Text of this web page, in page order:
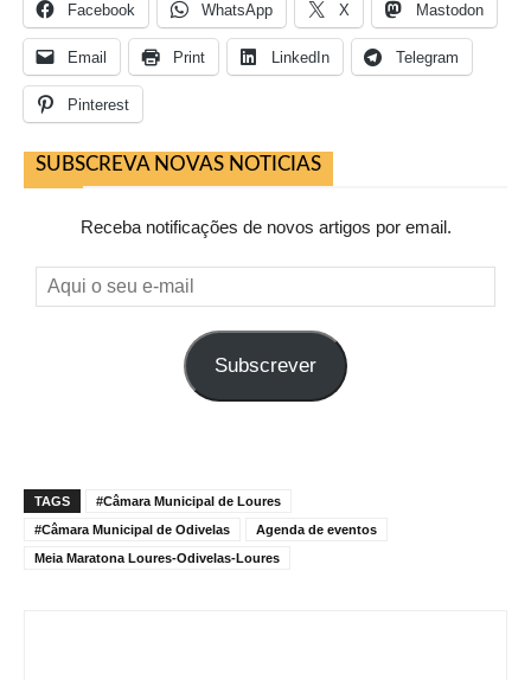
Facebook WhatsApp X Mastodon
Email Print LinkedIn Telegram
Pinterest
SUBSCREVA NOVAS NOTICIAS
Receba notificações de novos artigos por email.
Aqui
o
Subscrever
TAGS
#Câmara Municipal de Loures
#Câmara Municipal de Odivelas
Agenda de eventos
Meia Maratona Loures-Odivelas-Loures